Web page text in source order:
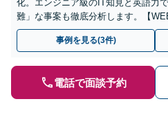
化。エンジニア級のIT知見と英語力
難」な事案も徹底分析します。【
事例を見る(3件)
電話で面談予約